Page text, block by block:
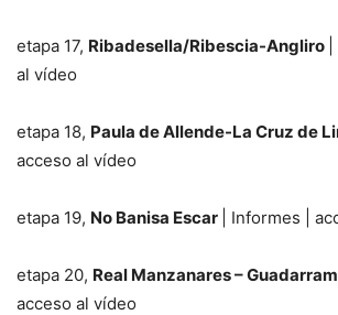
etapa 17, Ribadesella/Ribescia-Angliro
al vídeo
etapa 18, Paula de Allende-La Cruz de
acceso al vídeo
etapa 19, No Banisa Escar | Informes |
etapa 20, Real Manzanares –
acceso al vídeo